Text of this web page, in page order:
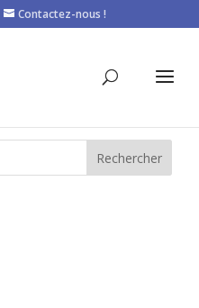
Contactez-nous !
Rechercher